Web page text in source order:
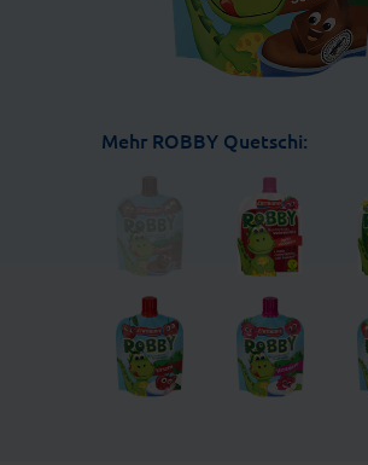
Mehr ROBBY Quetschi: